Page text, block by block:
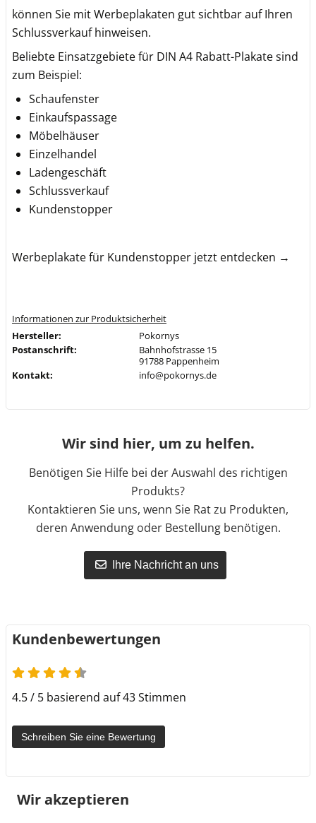
können Sie mit Werbeplakaten gut sichtbar auf Ihren
Schlussverkauf hinweisen.
Beliebte Einsatzgebiete für DIN A4 Rabatt-Plakate sind
zum Beispiel:
Schaufenster
Einkaufspassage
Möbelhäuser
Einzelhandel
Ladengeschäft
Schlussverkauf
Kundenstopper
Werbeplakate für Kundenstopper jetzt entdecken →
Informationen zur Produktsicherheit
Hersteller:
Pokornys
Postanschrift:
Bahnhofstrasse 15
91788 Pappenheim
Kontakt:
info@pokornys.de
Wir sind hier, um zu helfen.
Benötigen Sie Hilfe bei der Auswahl des richtigen
Produkts?
Kontaktieren Sie uns, wenn Sie Rat zu Produkten,
deren Anwendung oder Bestellung benötigen.
Ihre Nachricht an uns
Kundenbewertungen
4.5 / 5 basierend auf 43 Stimmen
Schreiben Sie eine Bewertung
Wir akzeptieren